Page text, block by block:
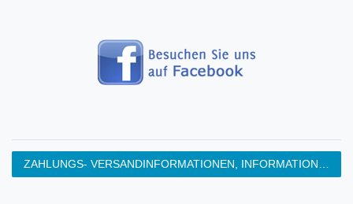
ZAHLUNGS- VERSANDINFORMATIONEN, INFORMATION ZUR BATTERIEENTSORGUNG und Barrierefreiheitserklärung